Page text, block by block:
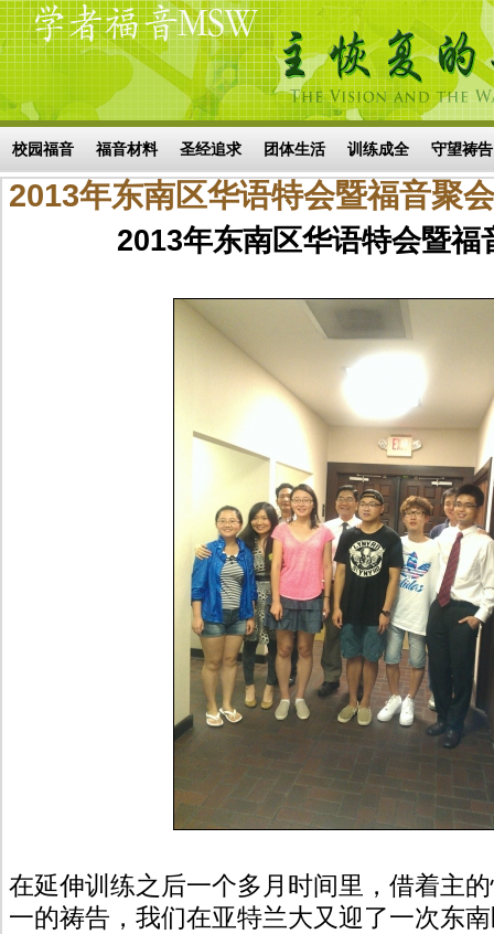
Skip to main content
搜索表单
校园福音 福音材料 圣经追求 团体生活 训练成全 守望祷告
2013年东南区华语特会暨福音聚
2013年东南区华语特会暨福
在延伸训练之后一个多月时间里，借着主
一的祷告，我们在亚特兰大又迎了一次东